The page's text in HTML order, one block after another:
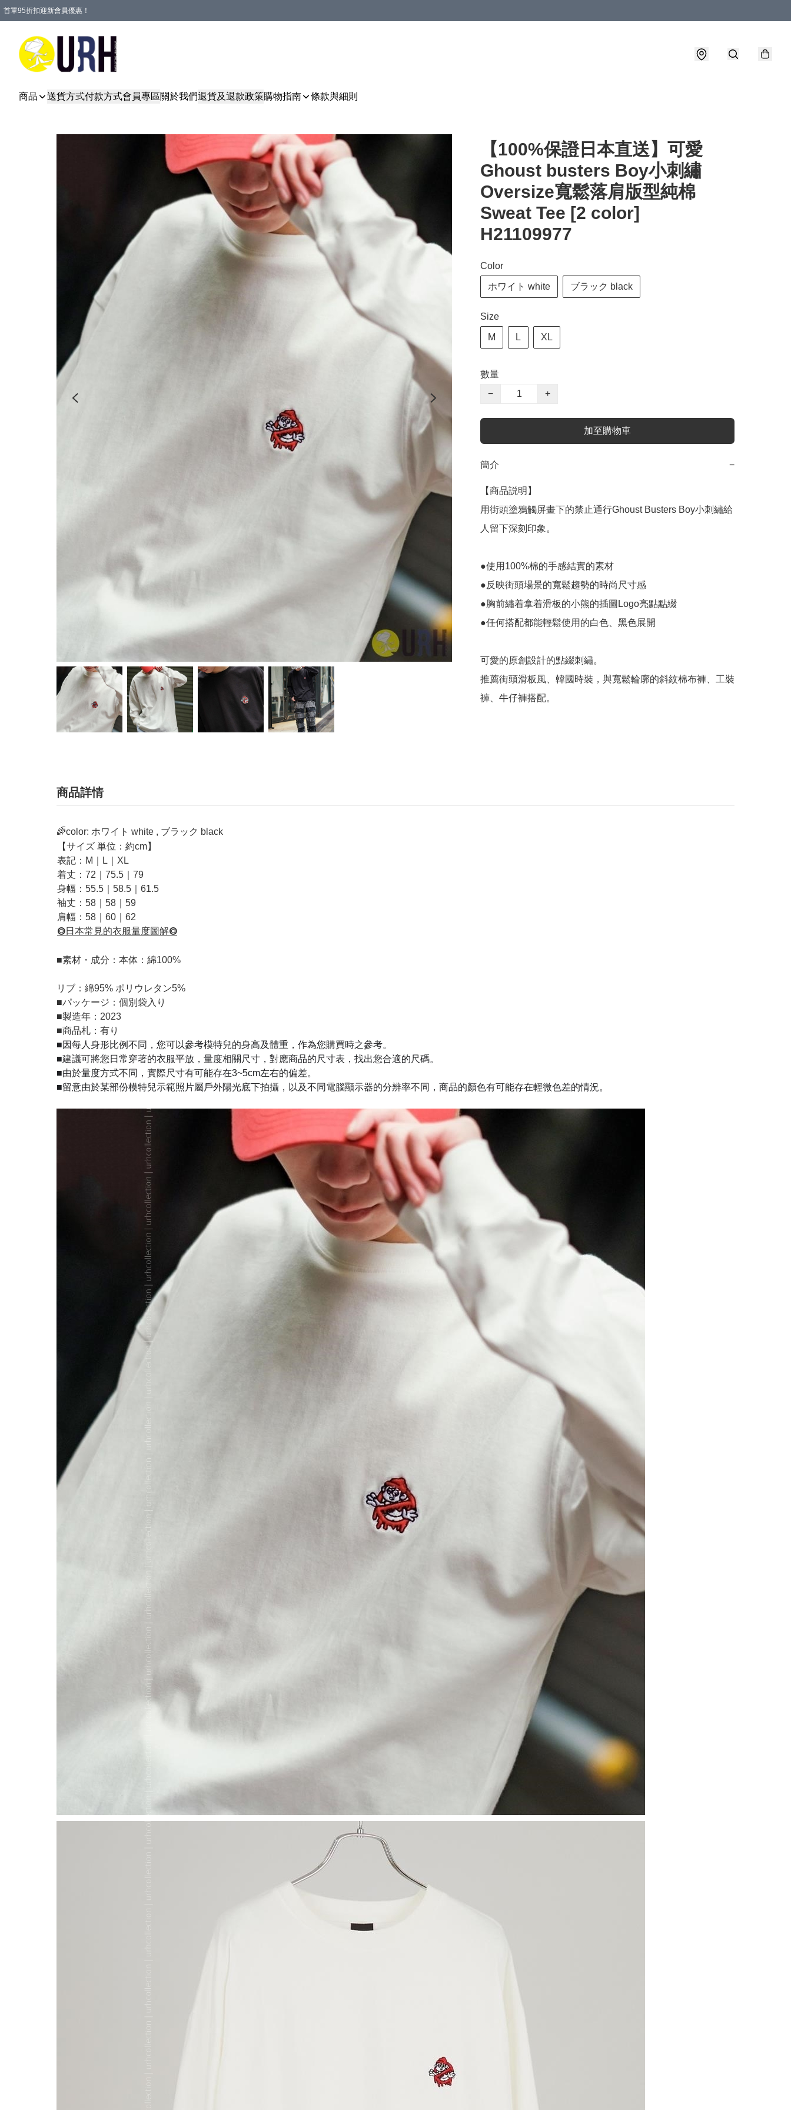
首單95折扣迎新會員優惠！
商品 送貨方式付款方式會員專區關於我們退貨及退款政策購物指南 條款與細則
【100%保證日本直送】可愛
Ghoust busters Boy小刺繡
Oversize寬鬆落肩版型純棉
Sweat Tee [2 color]
H21109977
Color
ホワイト white ブラック black
Size
M L XL
數量
−
+
加至購物車
簡介 −
【商品説明】
用街頭塗鴉觸屏畫下的禁止通行Ghoust Busters Boy小刺繡給
人留下深刻印象。
●使用100%棉的手感結實的素材
●反映街頭場景的寬鬆趨勢的時尚尺寸感
●胸前繡着拿着滑板的小熊的插圖Logo亮點點綴
●任何搭配都能輕鬆使用的白色、黑色展開
可愛的原創設計的點綴刺繡。
推薦街頭滑板風、韓國時裝，與寬鬆輪廓的斜紋棉布褲、工裝
褲、牛仔褲搭配。
商品詳情
🌈color: ホワイト white , ブラック black
【サイズ 単位：約cm】
表記：M｜L｜XL
着丈：72｜75.5｜79
身幅：55.5｜58.5｜61.5
袖丈：58｜58｜59
肩幅：58｜60｜62
⭗日本常見的衣服量度圖解⭗
■素材・成分：本体：綿100%
リブ：綿95% ポリウレタン5%
■パッケージ：個別袋入り
■製造年：2023
■商品札：有り
■因每人身形比例不同，您可以參考模特兒的身高及體重，作為您購買時之參考。
■建議可將您日常穿著的衣服平放，量度相關尺寸，對應商品的尺寸表，找出您合適的尺碼。
■由於量度方式不同，實際尺寸有可能存在3~5cm左右的偏差。
■留意由於某部份模特兒示範照片屬戶外陽光底下拍攝，以及不同電腦顯示器的分辨率不同，商品的顏色有可能存在輕微色差的情況。